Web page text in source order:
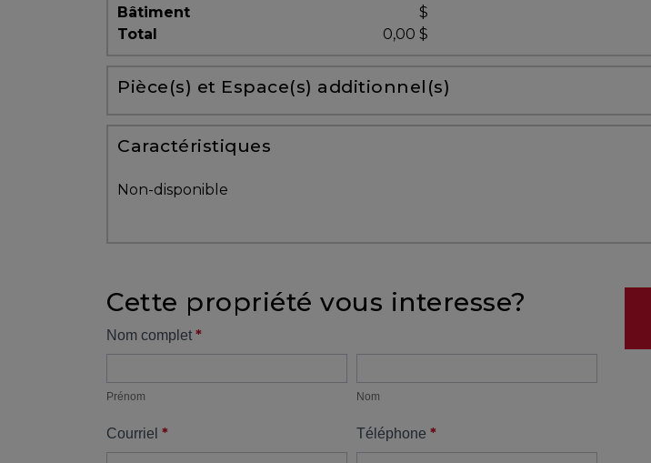
VENDRE
Bâtiment
$
Total
0,00 $
Pièce(s) et Espace(s) additionnel(s)
Caractéristiques
Non-disponible
Cette propriété vous interesse?
Formulaire
Nom complet *
Prénom Nom
Courriel * Téléphone*